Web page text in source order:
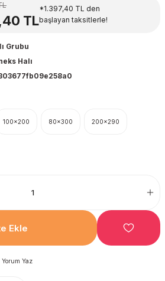
TL
*1.397,40 TL den
başlayan taksitlerle!
Grubu
Halı
100x200 80x300 200x290
Ekle
Yorum Yaz